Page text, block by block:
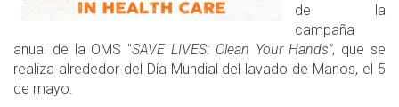
de la
campaña
anual de la OMS "SAVE LIVES: Clean Your Hands", que se
realiza alrededor del Día Mundial del lavado de Manos, el 5
de mayo.